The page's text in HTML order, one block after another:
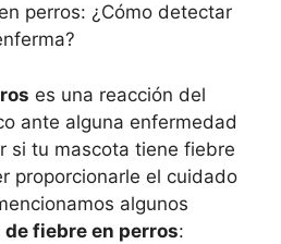
perros: ¿Cómo detectar
es una reacción del
ante alguna enfermedad
si tu mascota tiene fiebre
proporcionarle el cuidado
algunos
fiebre en perros: